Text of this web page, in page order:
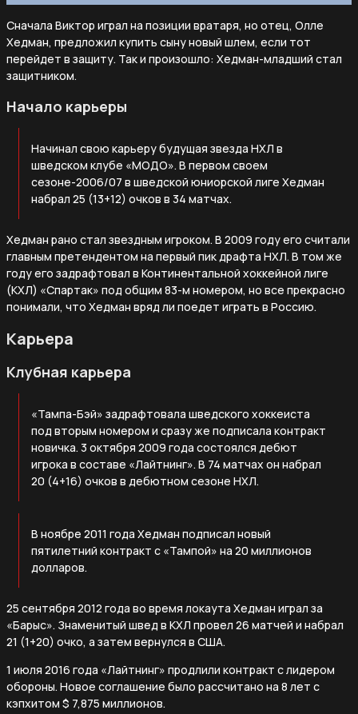
Сначала Виктор играл на позиции вратаря, но отец, Олле
Хедман, предложил купить сыну новый шлем, если тот
перейдет в защиту. Так и произошло: Хедман-младший стал
защитником.
Начало карьеры
Начинал свою карьеру будущая звезда НХЛ в
шведском клубе «МОДО». В первом своем
сезоне-2006/07 в шведской юниорской лиге Хедман
набрал 25 (13+12) очков в 34 матчах.
Хедман рано стал звездным игроком. В 2009 году его считали
главным претендентом на первый пик драфта НХЛ. В том же
году его задрафтовал в Континентальной хоккейной лиге
(КХЛ) «Спартак» под общим 83-м номером, но все прекрасно
понимали, что Хедман вряд ли поедет играть в Россию.
Карьера
Клубная карьера
«Тампа-Бэй» задрафтовала шведского хоккеиста
под вторым номером и сразу же подписала контракт
новичка. 3 октября 2009 года состоялся дебют
игрока в составе «Лайтнинг». В 74 матчах он набрал
20 (4+16) очков в дебютном сезоне НХЛ.
В ноябре 2011 года Хедман подписал новый
пятилетний контракт с «Тампой» на 20 миллионов
долларов.
25 сентября 2012 года во время локаута Хедман играл за
«Барыс». Знаменитый швед в КХЛ провел 26 матчей и набрал
21 (1+20) очко, а затем вернулся в США.
1 июля 2016 года «Лайтнинг» продлили контракт с лидером
обороны. Новое соглашение было рассчитано на 8 лет с
кэпхитом $ 7,875 миллионов.